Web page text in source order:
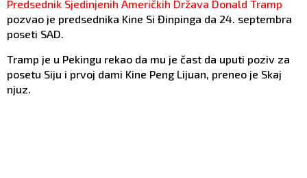
Predsednik Sjedinjenih Američkih Država Donald Tramp
pozvao je predsednika Kine Si Đinpinga da 24. septembra
poseti SAD.
Tramp je u Pekingu rekao da mu je čast da uputi poziv za
posetu Siju i prvoj dami Kine Peng Lijuan, preneo je Skaj
njuz.